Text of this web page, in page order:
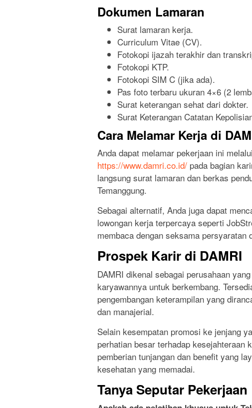
Dokumen Lamaran
Surat lamaran kerja.
Curriculum Vitae (CV).
Fotokopi ijazah terakhir dan
Fotokopi KTP.
Fotokopi SIM C (jika ada).
Pas foto terbaru ukuran 4×6 (2
Surat keterangan sehat dari dokter.
Surat Keterangan Catatan
Cara Melamar Kerja di
Anda dapat melamar pekerjaan ini
https://www.damri.co.id/ pada bagian
langsung surat lamaran dan berkas
Temanggung.
Sebagai alternatif, Anda juga dapat
lowongan kerja terpercaya seperti
membaca dengan seksama
Prospek Karir di DAMRI
DAMRI dikenal sebagai perusahaan
karyawannya untuk berkembang.
pengembangan keterampilan yang
dan manajerial.
Selain kesempatan promosi ke jenjang
perhatian besar terhadap kesejahteraan
pemberian tunjangan dan benefit yang
kesehatan yang memadai.
Tanya Seputar Pekerjaan